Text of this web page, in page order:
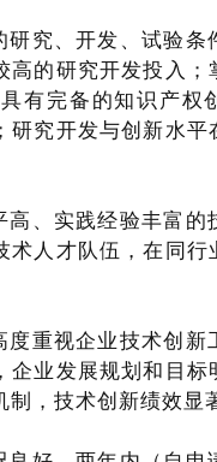
研究、开发、试验条
高的研究开发投入；
有完备的知识产权
研究开发与创新水平
高、实践经验丰富的
术人才队伍，在同行
度重视企业技术创新
企业发展规划和目标
制，技术创新绩效显